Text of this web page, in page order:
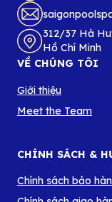
312/37 Hà
Hồ Chí Minh
VỀ CHÚNG TÔI
Giới thiệu
Meet the Team
CHÍNH SÁCH &
Chính sách bảo